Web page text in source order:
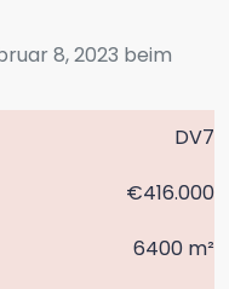
8, 2023 beim
DV7
€416.000
6400 m²